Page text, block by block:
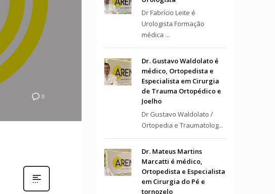
0
Dr Fabrício Leite é
Urologista Formação
médica ...
Dr. Gustavo Waldolato é
médico, Ortopedista e
Especialista em Cirurgia
de Trauma Ortopédico e
Joelho
Dr Gustavo Waldolato /
Ortopedia e Traumatolog...
Dr. Mateus Martins
Marcatti é médico,
Ortopedista e Especialista
em Cirurgia do Pé e
tornozelo